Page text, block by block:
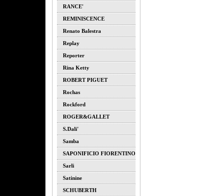
RANCE'
REMINISCENCE
Renato Balestra
Replay
Reporter
Rina Ketty
ROBERT PIGUET
Rochas
Rockford
ROGER&GALLET
S.dali'
Samba
SAPONIFICIO FIORENTINO
Sarli
Satinine
SCHUBERTH